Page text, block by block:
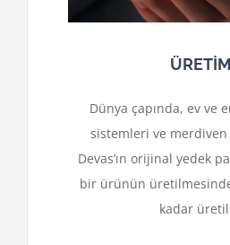
ÜRETİM
Dünya çapında, ev ve
sistemleri ve
Devas’ın orijinal yedek
bir ürünün
kadar